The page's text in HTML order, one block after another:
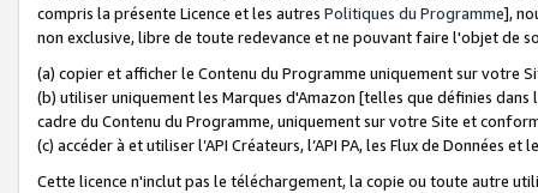
compris la présente Licence et les autres Politiques du Programme],
non exclusive, libre de toute redevance et ne pouvant faire l'objet de
(a) copier et afficher le Contenu du Programme uniquement sur votre
(b) utiliser uniquement les Marques d'Amazon [telles que définies dans
cadre du Contenu du Programme, uniquement sur votre Site et
(c) accéder à et utiliser l’API Créateurs, l’API PA, les Flux de Données
Cette licence n'inclut pas le téléchargement, la copie ou toute autre